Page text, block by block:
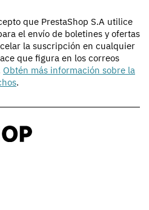
que PrestaShop S.A utilice
el envío de boletines y ofertas
la suscripción en cualquier
que figura en los correos
Obtén más información sobre la
.